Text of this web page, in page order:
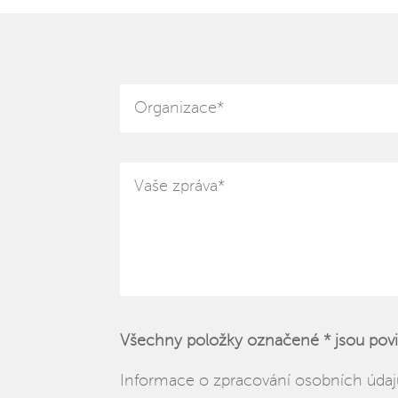
Všechny položky označené * jsou
Informace o zpracování osobních